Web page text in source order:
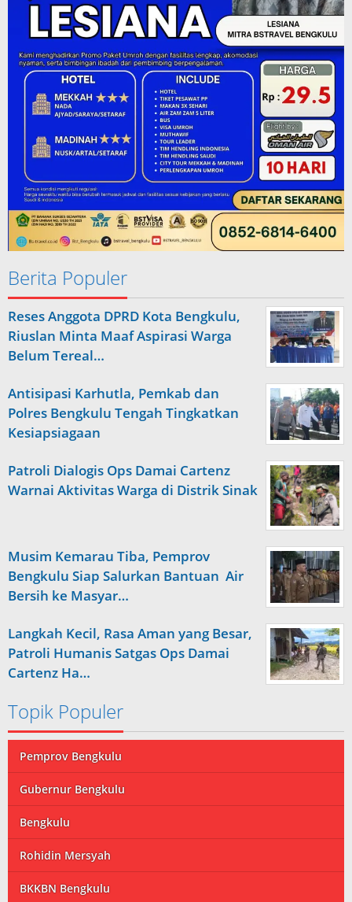
Berita Populer
Reses Anggota DPRD Kota Bengkulu,
Riuslan Minta Maaf Aspirasi Warga
Belum Tereal…
Antisipasi Karhutla, Pemkab dan
Polres Bengkulu Tengah Tingkatkan
Kesiapsiagaan
Patroli Dialogis Ops Damai Cartenz
Warnai Aktivitas Warga di Distrik Sinak
Musim Kemarau Tiba, Pemprov
Bengkulu Siap Salurkan Bantuan Air
Bersih ke Masyar…
Langkah Kecil, Rasa Aman yang Besar,
Patroli Humanis Satgas Ops Damai
Cartenz Ha…
Topik Populer
Pemprov Bengkulu
Gubernur Bengkulu
Bengkulu
Rohidin Mersyah
BKKBN Bengkulu